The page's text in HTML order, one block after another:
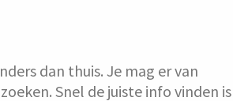
dan thuis. Je mag er van
Snel de juiste info vinden is